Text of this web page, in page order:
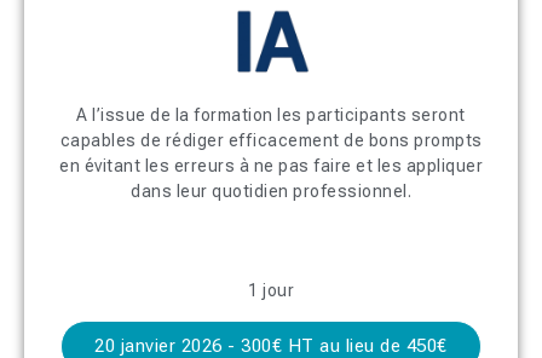
A l’issue de la formation les participants seront
capables de rédiger efficacement de bons prompts
en évitant les erreurs à ne pas faire et les appliquer
dans leur quotidien professionnel.
1 jour
20 janvier 2026 - 300€ HT au lieu de 450€